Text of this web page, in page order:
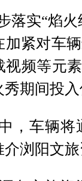
落实“焰
加紧对车
视频等元
秀期间投
，车辆
介浏阳文